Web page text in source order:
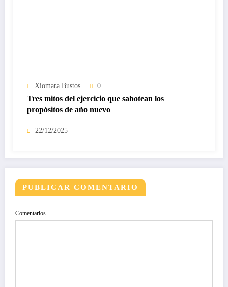
Xiomara Bustos 0
Tres mitos del ejercicio que sabotean los
propósitos de año nuevo
22/12/2025
PUBLICAR COMENTARIO
Comentarios